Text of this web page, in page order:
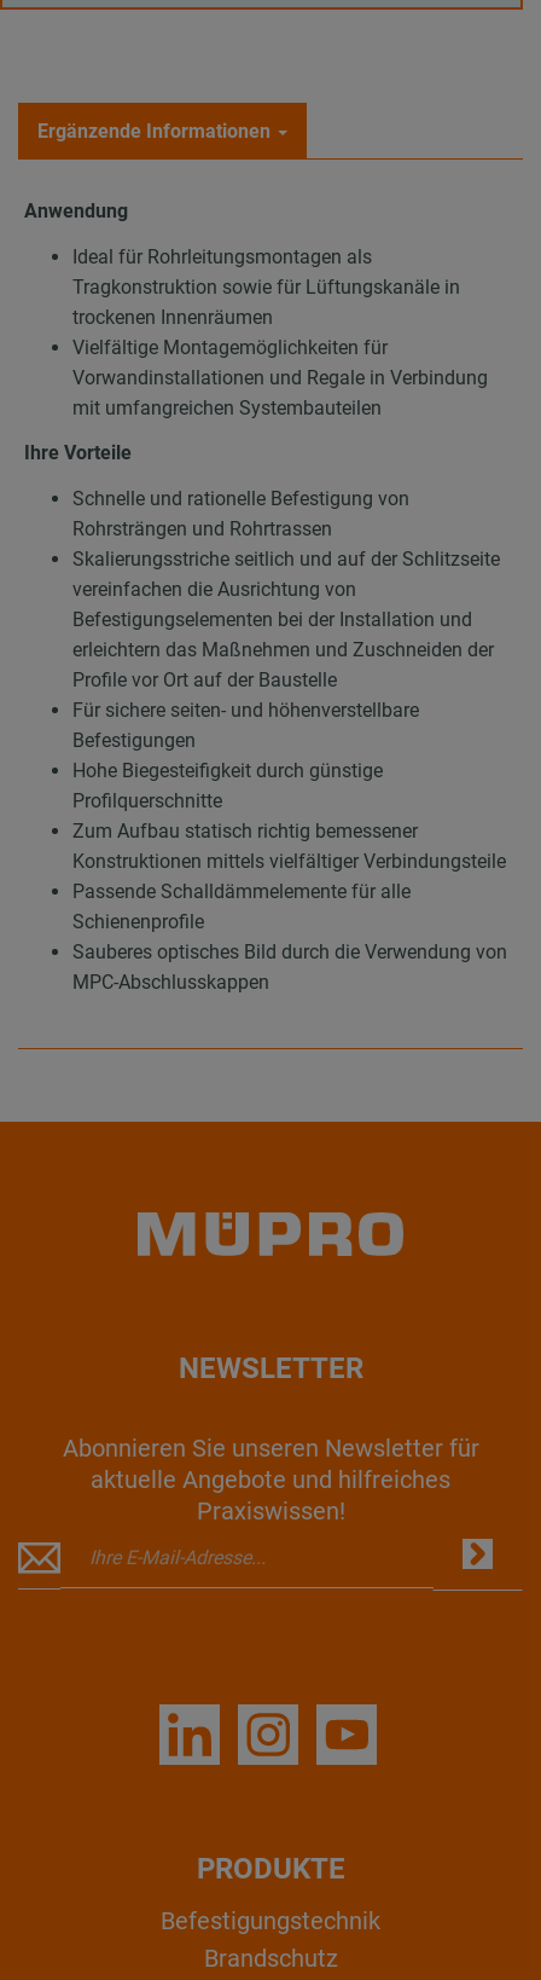
Ergänzende Informationen
Anwendung
Ideal für Rohrleitungsmontagen als
Tragkonstruktion sowie für Lüftungskanäle in
trockenen Innenräumen
Vielfältige Montagemöglichkeiten für
Vorwandinstallationen und Regale in Verbindung
mit umfangreichen Systembauteilen
Ihre Vorteile
Schnelle und rationelle Befestigung von
Rohrsträngen und Rohrtrassen
Skalierungsstriche seitlich und auf der Schlitzseite
vereinfachen die Ausrichtung von
Befestigungselementen bei der Installation und
erleichtern das Maßnehmen und Zuschneiden der
Profile vor Ort auf der Baustelle
Für sichere seiten- und höhenverstellbare
Befestigungen
Hohe Biegesteifigkeit durch günstige
Profilquerschnitte
Zum Aufbau statisch richtig bemessener
Konstruktionen mittels vielfältiger Verbindungsteile
Passende Schalldämmelemente für alle
Schienenprofile
Sauberes optisches Bild durch die Verwendung von
MPC-Abschlusskappen
NEWSLETTER
Abonnieren Sie unseren Newsletter für
aktuelle Angebote und hilfreiches
Praxiswissen!
PRODUKTE
Befestigungstechnik
Brandschutz